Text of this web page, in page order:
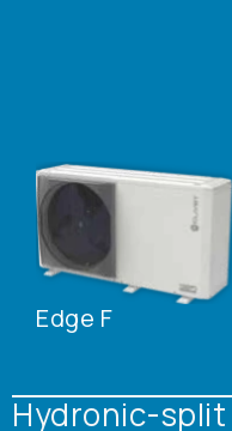
Edge F
Hydronic-